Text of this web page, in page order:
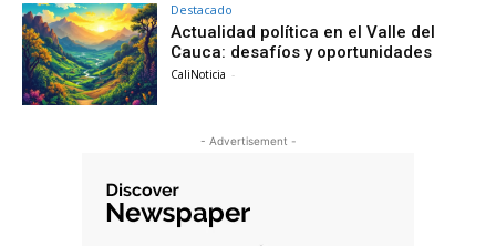
Destacado
Actualidad política en el Valle del
Cauca: desafíos y oportunidades
CaliNoticia -
- Advertisement -